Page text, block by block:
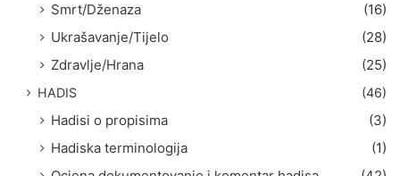
Smrt/Dženaza
(16)
Ukrašavanje/Tijelo
(28)
Zdravlje/Hrana
(25)
HADIS (46)
Hadisi o propisima
(3)
Hadiska terminologija
(1)